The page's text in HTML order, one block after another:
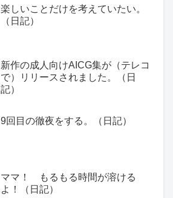
楽しいことだけを考えていたい。
（日記）
新作の成人向けAICG集が（テレコ
で）リリースされました。（日
記）
9回目の徹夜をする。（日記）
ママ！ もるもる時間が溶ける
よ！（日記）